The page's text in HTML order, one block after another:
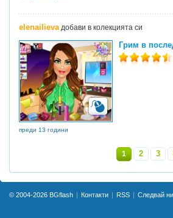
elenailievaдобави в колекцията си
Грим в
преди 13 години
1 2 3
© 2004-2026 BGflash Контакти RSS Следвай